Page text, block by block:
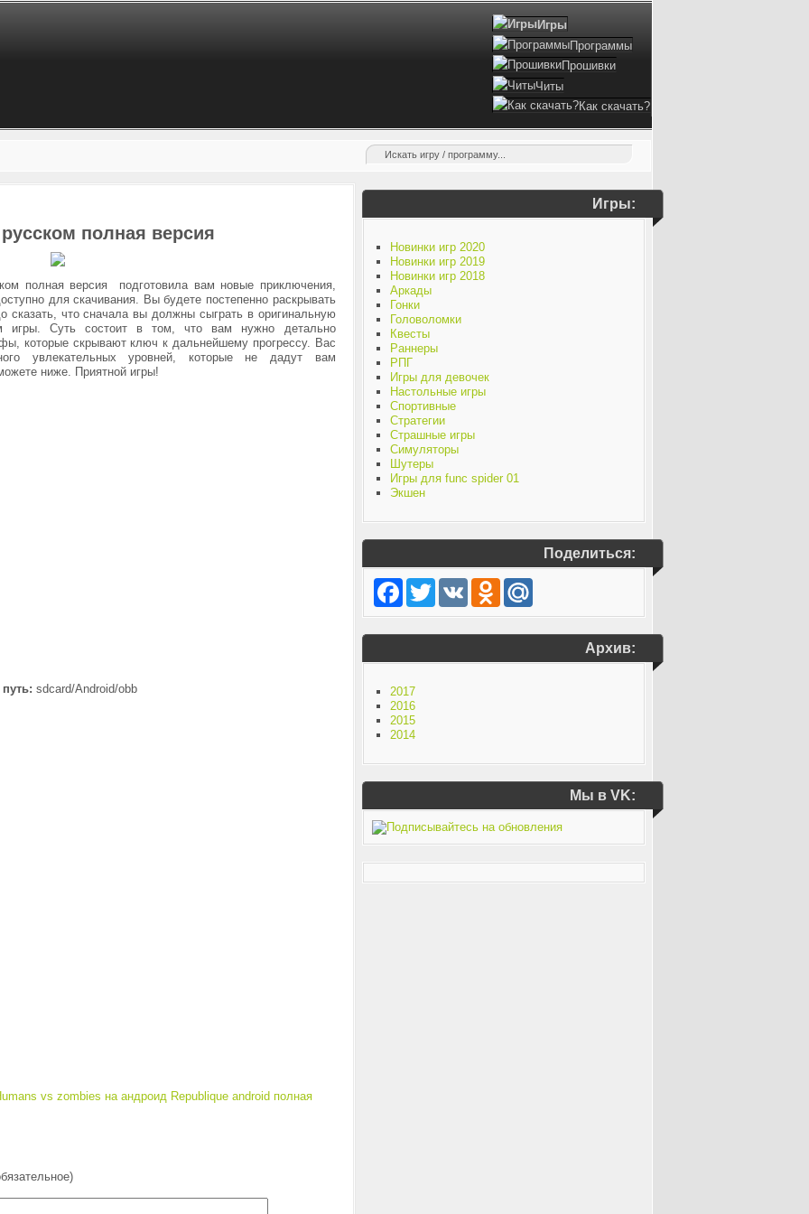
Игры
Программы
Прошивки
Читы
Как скачать?
полная версия
полная версия подготовила вам новые приключения,
для скачивания. Вы будете постепенно раскрывать
сказать, что сначала вы должны сыграть в оригинальную
игры. Суть состоит в том, что вам нужно детально
которые скрывают ключ к дальнейшему прогрессу.
Вас
увлекательных уровней, которые не дадут вам
ниже. Приятной игры!
sdcard/Android/obb
vs zombies на андроид Republique android полная
Игры:
Новинки игр 2020
Новинки игр 2019
Новинки игр 2018
Аркады
Гонки
Головоломки
Квесты
Раннеры
РПГ
Игры для девочек
Настольные игры
Спортивные
Стратегии
Страшные игры
Симуляторы
Шутеры
Игры для func spider 01
Экшен
Поделиться:
FacebookTwitter VK Odnoklassniki
Архив:
2017
2016
2015
2014
Мы в VK: